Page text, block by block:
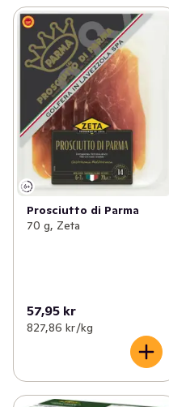
Prosciutto di Parma
70 g, Zeta
57,95 kr
827,86 kr /kg